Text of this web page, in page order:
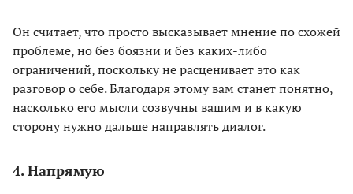
Он считает, что просто высказывает мнение по схожей
проблеме, но без боязни и без каких-либо
ограничений, поскольку не расценивает это как
разговор о себе. Благодаря этому вам станет понятно,
насколько его мысли созвучны вашим и в какую
сторону нужно дальше направлять диалог.
4. Напрямую